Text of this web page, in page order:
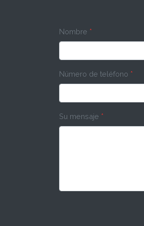
Nombre *
Número de teléfono *
Su mensaje *